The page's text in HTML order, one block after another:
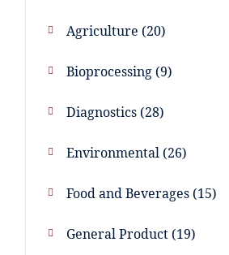
Agriculture 20
Bioprocessing 9
Diagnostics 28
Environmental 26
Food and Beverages 15
General Product 19